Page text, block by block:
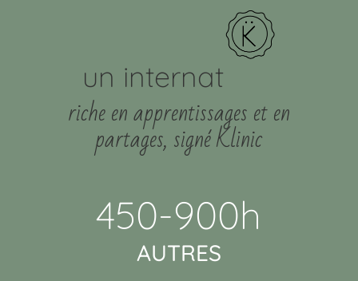
un internat
riche en apprentissages et en
partages, signé Klinic
450-900h
AUTRES